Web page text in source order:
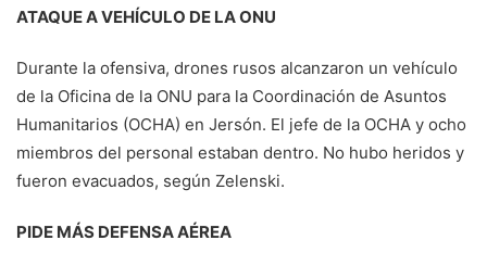
ATAQUE A VEHÍCULO DE LA ONU
Durante la ofensiva, drones rusos alcanzaron un vehículo
de la Oficina de la ONU para la Coordinación de Asuntos
Humanitarios (OCHA) en Jersón. El jefe de la OCHA y ocho
miembros del personal estaban dentro. No hubo heridos y
fueron evacuados, según Zelenski.
PIDE MÁS DEFENSA AÉREA